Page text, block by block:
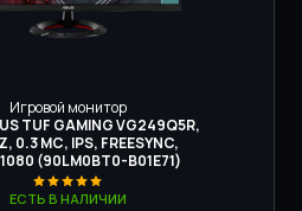
Игровой монитор
TUF GAMING VG249Q5R,
0.3 МС, IPS, FREESYNC,
(90LM0BT0-B01E71)
ЕСТЬ В НАЛИЧИИ